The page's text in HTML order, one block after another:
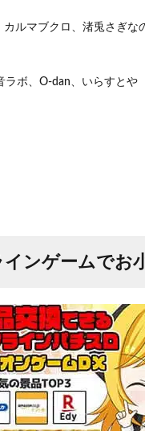
カルマブクロ、渚兎さぎな
ラボ、O-dan、いらすとや
インゲームでお